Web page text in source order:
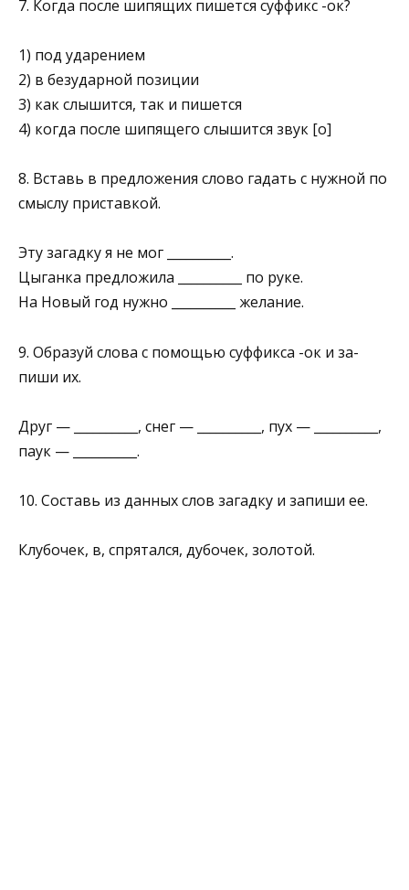
7. Когда после шипящих пишется суффикс -ок?
1) под ударением
2) в безударной позиции
3) как слышится, так и пишется
4) когда после шипящего слышится звук [о]
8. Вставь в предложения слово гадать с нужной по
смыслу приставкой.
Эту загадку я не мог __________.
Цыганка предложила __________ по руке.
На Новый год нужно __________ желание.
9. Образуй слова с помощью суффикса -ок и за­
пиши их.
Друг — __________, снег — __________, пух — __________,
паук — __________.
10. Составь из данных слов загадку и запиши ее.
Клубочек, в, спрятался, дубочек, золотой.